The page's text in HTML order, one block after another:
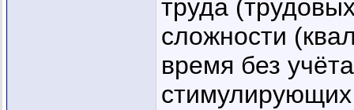
труда
сложности
время без